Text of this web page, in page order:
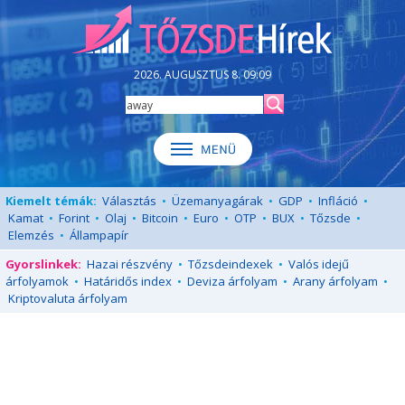
2026. AUGUSZTUS 8. 09:09
Kiemelt témák: Választás • Üzemanyagárak • GDP • Infláció •
Kamat • Forint • Olaj • Bitcoin • Euro • OTP • BUX • Tőzsde •
Elemzés • Állampapír
Gyorslinkek: Hazai részvény • Tőzsdeindexek • Valós idejű
árfolyamok • Határidős index • Deviza árfolyam • Arany árfolyam •
Kriptovaluta árfolyam